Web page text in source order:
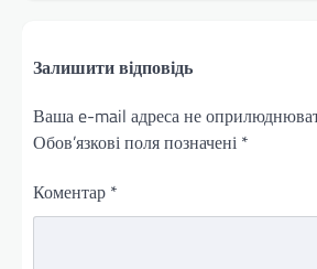
Залишити відповідь
Ваша e-mail адреса не
Обов’язкові поля позначені *
Коментар *